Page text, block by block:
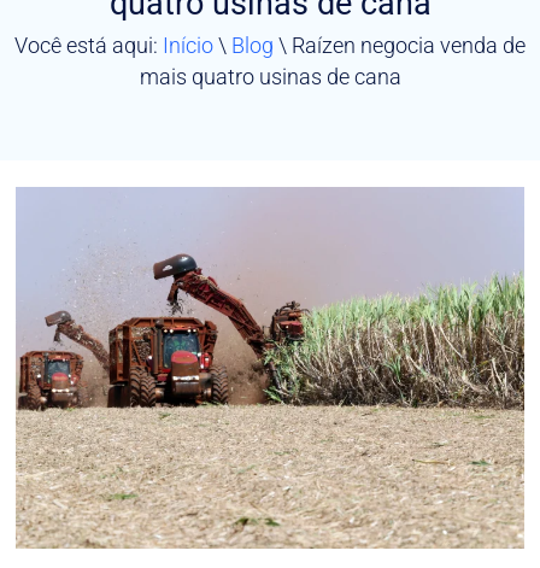
Você está aqui: Início\ Blog \ Raízen negocia venda de
mais quatro usinas de cana